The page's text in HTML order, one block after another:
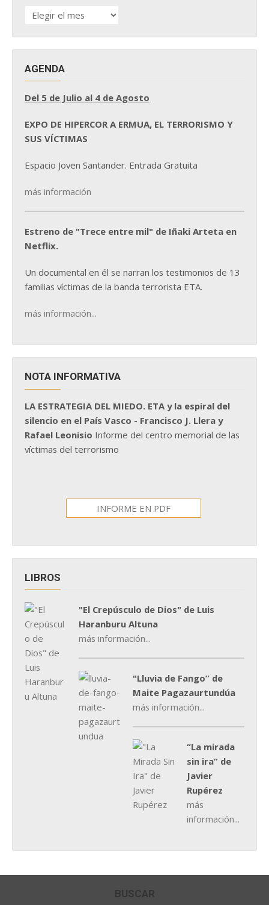
HISTÓRICO
DE
AGENDA
Del 5 de Julio al 4 de Agosto
EXPO DE HIPERCOR A ERMUA, EL TERRORISMO Y
SUS VÍCTIMAS
Espacio Joven Santander. Entrada Gratuita
más información
Estreno de "Trece entre mil" de Iñaki Arteta en
Netflix.
Un documental en él se narran los testimonios de 13
familias víctimas de la banda terrorista ETA.
más información...
NOTA INFORMATIVA
LA ESTRATEGIA DEL MIEDO. ETA y la espiral del
silencio en el País Vasco - Francisco J. Llera y
Rafael Leonisio Informe del centro memorial de las
víctimas del terrorismo
INFORME EN PDF
LIBROS
"El Crepúsculo de Dios" de Luis
Haranburu Altuna
más información...
"Lluvia de Fango” de
Maite Pagazaurtundúa
más información...
“La mirada
sin ira” de
Javier
Rupérez
más
información...
BUSCAR